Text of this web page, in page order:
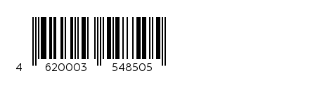
4 620003 548505